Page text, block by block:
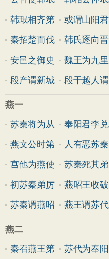
韩珉相齐第 或谓山阳君
秦招楚而伐 韩氏逐向晋
安邑之御史 魏王为九里
段产谓新城 段干越人谓
燕一
苏秦将为从
奉阳君李兑
燕文公时第 人有恶苏秦
宫他为燕使 苏秦死其弟
初苏秦弟厉 燕昭王收破
苏秦谓燕昭 燕王谓苏代
燕二
秦召燕王第
苏代为奉阳